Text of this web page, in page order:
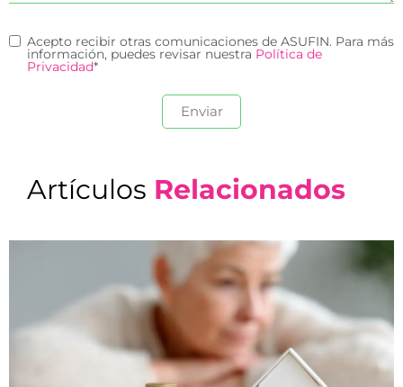
Acepto recibir otras comunicaciones de ASUFIN. Para más
información, puedes revisar nuestra Política de
Privacidad*
Artículos Relacionados